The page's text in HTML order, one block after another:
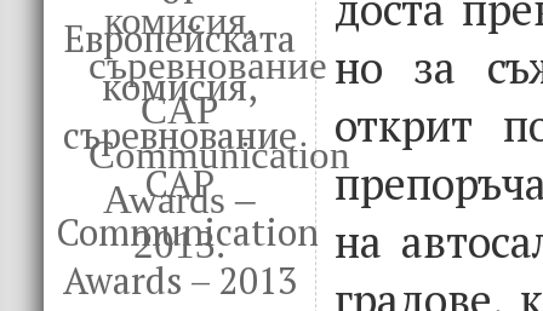
Европейската
комисия,
съревнование
CAP
Communication
Awards – 2013
но за
открит
на
градове,